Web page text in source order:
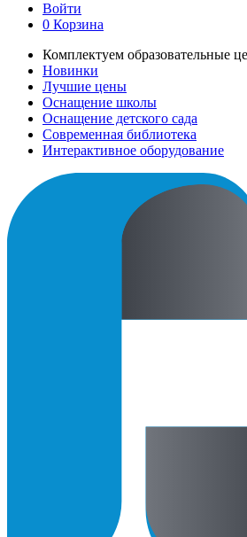
Войти
0 Корзина
Комплектуем образовательные
Новинки
Лучшие цены
Оснащение школы
Оснащение детского сада
Современная библиотека
Интерактивное оборудование